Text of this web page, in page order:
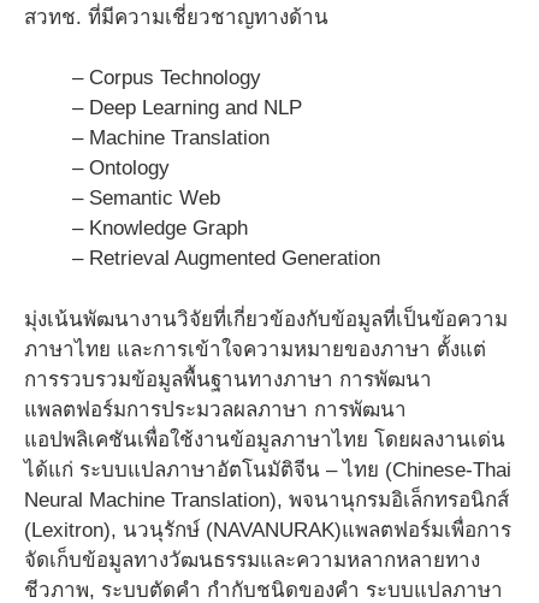
สวทช. ที่มีความเชี่ยวชาญทางด้าน
– Corpus Technology
– Deep Learning and NLP
– Machine Translation
– Ontology
– Semantic Web
– Knowledge Graph
– Retrieval Augmented Generation
มุ่งเน้นพัฒนางานวิจัยที่เกี่ยวข้องกับข้อมูลที่เป็นข้อความ
ภาษาไทย และการเข้าใจความหมายของภาษา ตั้งแต่
การรวบรวมข้อมูลพื้นฐานทางภาษา การพัฒนา
แพลตฟอร์มการประมวลผลภาษา การพัฒนา
แอปพลิเคชันเพื่อใช้งานข้อมูลภาษาไทย โดยผลงานเด่น
ได้แก่ ระบบแปลภาษาอัตโนมัติจีน – ไทย (Chinese-Thai
Neural Machine Translation), พจนานุกรมอิเล็กทรอนิกส์
(Lexitron), นวนุรักษ์ (NAVANURAK)แพลตฟอร์มเพื่อการ
จัดเก็บข้อมูลทางวัฒนธรรมและความหลากหลายทาง
ชีวภาพ, ระบบตัดคำ กำกับชนิดของคำ ระบบแปลภาษา